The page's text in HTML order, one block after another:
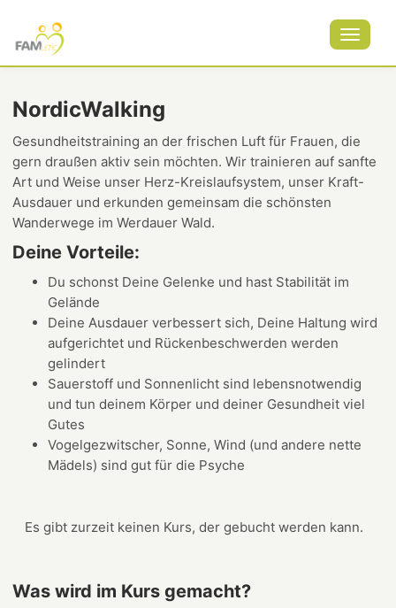
Toggle
NordicWalking
Gesundheitstraining an der frischen Luft für Frauen, die
gern draußen aktiv sein möchten. Wir trainieren auf sanfte
Art und Weise unser Herz-Kreislaufsystem, unser Kraft-
Ausdauer und erkunden gemeinsam die schönsten
Wanderwege im Werdauer Wald.
Deine Vorteile:
Du schonst Deine Gelenke und hast Stabilität im
Gelände
Deine Ausdauer verbessert sich, Deine Haltung wird
aufgerichtet und Rückenbeschwerden werden
gelindert
Sauerstoff und Sonnenlicht sind lebensnotwendig
und tun deinem Körper und deiner Gesundheit viel
Gutes
Vogelgezwitscher, Sonne, Wind (und andere nette
Mädels) sind gut für die Psyche
Es gibt zurzeit keinen Kurs, der gebucht werden kann.
Was wird im Kurs gemacht?